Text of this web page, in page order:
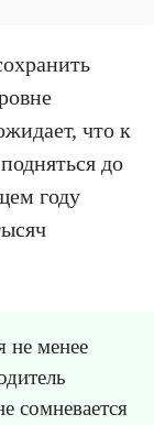
что к
до
году
не менее
сомневается